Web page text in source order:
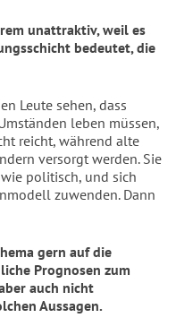
unattraktiv, weil es
bedeutet, die
Leute sehen, dass
leben müssen,
reicht, während alte
versorgt werden. Sie
politisch, und sich
zuwenden. Dann
gern auf die
Prognosen zum
auch nicht
Aussagen.